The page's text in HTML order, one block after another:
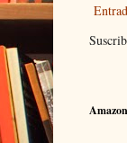
Amazon